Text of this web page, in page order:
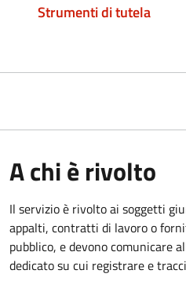
Strumenti di tutela
A chi è rivolto
Il servizio è rivolto ai soggetti
appalti, contratti di lavoro o
pubblico, e devono comunicare
dedicato su cui registrare e